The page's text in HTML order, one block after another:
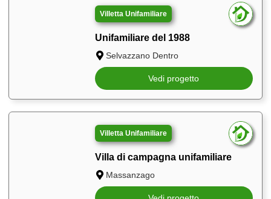
Villetta Unifamiliare
Unifamiliare del 1988
Selvazzano Dentro
Vedi progetto
Villetta Unifamiliare
Villa di campagna unifamiliare
Massanzago